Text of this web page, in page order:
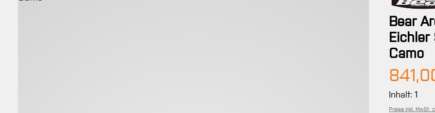
Bear
Eichler
Camo
Regulärer
Inhalt:1
Preise inkl. MwSt.